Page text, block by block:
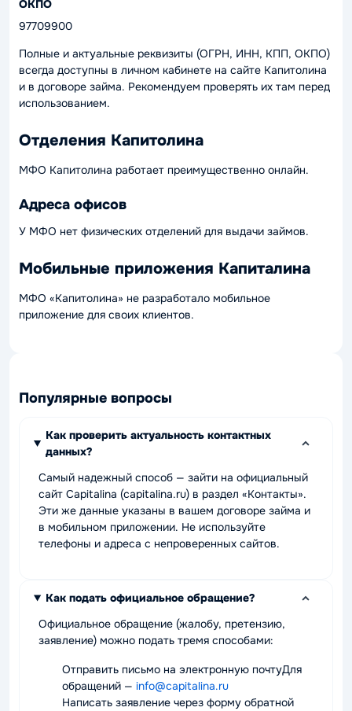
ОКПО
97709900
Полные и актуальные реквизиты (ОГРН, ИНН, КПП, ОКПО)
всегда доступны в личном кабинете на сайте Капитолина
и в договоре займа. Рекомендуем проверять их там перед
использованием.
Отделения Капитолина
МФО Капитолина работает преимущественно онлайн.
Адреса офисов
У МФО нет физических отделений для выдачи займов.
Мобильные приложения Капиталина
МФО «Капитолина» не разработало мобильное
приложение для своих клиентов.
Популярные вопросы
Как проверить актуальность контактных
данных?
Самый надежный способ — зайти на официальный
сайт Capitalina (capitalina.ru) в раздел «Контакты».
Эти же данные указаны в вашем договоре займа и
в мобильном приложении. Не используйте
телефоны и адреса с непроверенных сайтов.
Как подать официальное обращение?
Официальное обращение (жалобу, претензию,
заявление) можно подать тремя способами:
Отправить письмо на электронную почтуДля
обращений — info@capitalina.ru
Написать заявление через форму обратной